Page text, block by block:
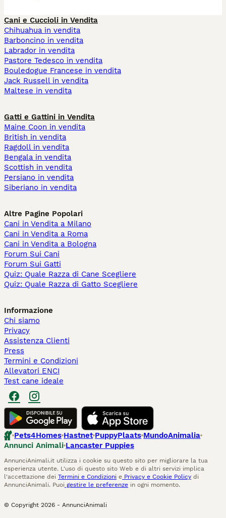
Cani e Cuccioli in Vendita
Chihuahua in vendita
Barboncino in vendita
Labrador in vendita
Pastore Tedesco in vendita
Bouledogue Francese in vendita
Jack Russell in vendita
Maltese in vendita
Gatti e Gattini in Vendita
Maine Coon in vendita
British in vendita
Ragdoll in vendita
Bengala in vendita
Scottish in vendita
Persiano in vendita
Siberiano in vendita
Altre Pagine Popolari
Cani in Vendita a Milano
Cani in Vendita a Roma
Cani in Vendita a Bologna
Forum Sui Cani
Forum Sui Gatti
Quiz: Quale Razza di Cane Scegliere
Quiz: Quale Razza di Gatto Scegliere
Informazione
Chi siamo
Privacy
Assistenza Clienti
Press
Termini e Condizioni
Allevatori ENCI
Test cane ideale
Pets4Homes Hastnet PuppyPlaats MundoAnimalia
Annunci Animali Lancaster Puppies
AnnunciAnimali.it utilizza i cookie su questo sito per migliorare la tua
esperienza utente. L'uso di questo sito Web e di altri servizi implica
l'accettazione dei Termini e Condizioni e Privacy e Cookie Policy di
AnnunciAnimali. Puoi gestire le preferenze in ogni momento.
© Copyright 2026 - AnnunciAnimali